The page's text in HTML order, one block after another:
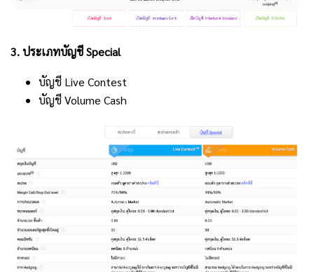
3. ประเภทบัญชี Special
บัญชี Live Contest
บัญชี Volume Cash